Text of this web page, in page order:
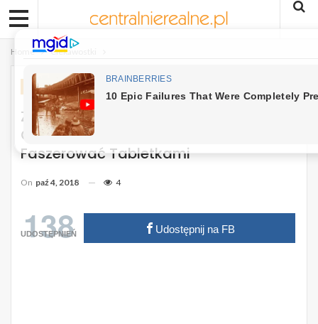
Home Ciekawostki
CIEKAWOSTKI ZDROWIE
Za Pomocą Własnych Palców Możesz
Oczyścić Zatoki. Nie Daj Się
Faszerować Tabletkami
On paź 4, 2018 4
138
UDOSTĘPNIEŃ Udostępnij na FB